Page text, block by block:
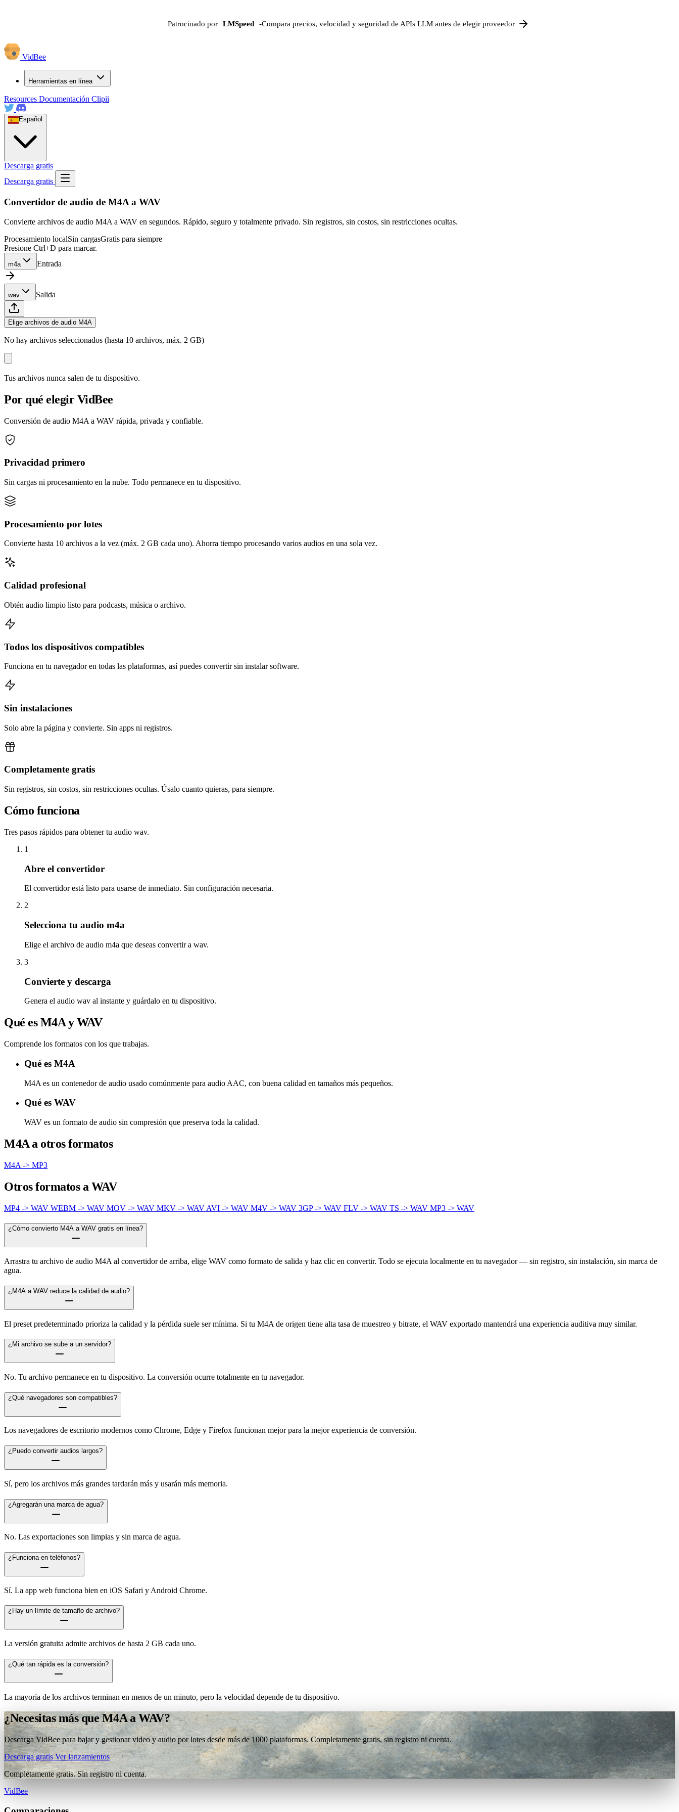
Patrocinado por LMSpeed -Compara precios, velocidad y seguridad de APIs LLM antes de elegir proveedor
VidBee
Herramientas en línea
Resources Documentación Clipii
Español
Descarga gratis
Descarga gratis
Convertidor de audio de M4A a WAV
Convierte archivos de audio M4A a WAV en segundos. Rápido, seguro y totalmente privado. Sin registros, sin costos, sin restricciones ocultas.
Procesamiento localSin cargasGratis para siempre
Presione Ctrl+D para marcar.
m4a Entrada
wav Salida
Elige archivos de audio M4A
No hay archivos seleccionados (hasta 10 archivos, máx. 2 GB)
Tus archivos nunca salen de tu dispositivo.
Por qué elegir VidBee
Conversión de audio M4A a WAV rápida, privada y confiable.
Privacidad primero
Sin cargas ni procesamiento en la nube. Todo permanece en tu dispositivo.
Procesamiento por lotes
Convierte hasta 10 archivos a la vez (máx. 2 GB cada uno). Ahorra tiempo procesando varios audios en una sola vez.
Calidad profesional
Obtén audio limpio listo para podcasts, música o archivo.
Todos los dispositivos compatibles
Funciona en tu navegador en todas las plataformas, así puedes convertir sin instalar software.
Sin instalaciones
Solo abre la página y convierte. Sin apps ni registros.
Completamente gratis
Sin registros, sin costos, sin restricciones ocultas. Úsalo cuanto quieras, para siempre.
Cómo funciona
Tres pasos rápidos para obtener tu audio wav.
1
Abre el convertidor
El convertidor está listo para usarse de inmediato. Sin configuración necesaria.
2
Selecciona tu audio m4a
Elige el archivo de audio m4a que deseas convertir a wav.
3
Convierte y descarga
Genera el audio wav al instante y guárdalo en tu dispositivo.
Qué es M4A y WAV
Comprende los formatos con los que trabajas.
Qué es M4A
M4A es un contenedor de audio usado comúnmente para audio AAC, con buena calidad en tamaños más pequeños.
Qué es WAV
WAV es un formato de audio sin compresión que preserva toda la calidad.
M4A a otros formatos
M4A -> MP3
Otros formatos a WAV
MP4 -> WAV WEBM -> WAV MOV -> WAV MKV -> WAV AVI -> WAV M4V -> WAV 3GP -> WAV FLV -> WAV TS -> WAV MP3 -> WAV
¿Cómo convierto M4A a WAV gratis en línea?
Arrastra tu archivo de audio M4A al convertidor de arriba, elige WAV como formato de salida y haz clic en convertir. Todo se ejecuta localmente en tu navegador — sin registro, sin instalación, sin marca de
agua.
¿M4A a WAV reduce la calidad de audio?
El preset predeterminado prioriza la calidad y la pérdida suele ser mínima. Si tu M4A de origen tiene alta tasa de muestreo y bitrate, el WAV exportado mantendrá una experiencia auditiva muy similar.
¿Mi archivo se sube a un servidor?
No. Tu archivo permanece en tu dispositivo. La conversión ocurre totalmente en tu navegador.
¿Qué navegadores son compatibles?
Los navegadores de escritorio modernos como Chrome, Edge y Firefox funcionan mejor para la mejor experiencia de conversión.
¿Puedo convertir audios largos?
Sí, pero los archivos más grandes tardarán más y usarán más memoria.
¿Agregarán una marca de agua?
No. Las exportaciones son limpias y sin marca de agua.
¿Funciona en teléfonos?
Sí. La app web funciona bien en iOS Safari y Android Chrome.
¿Hay un límite de tamaño de archivo?
La versión gratuita admite archivos de hasta 2 GB cada uno.
¿Qué tan rápida es la conversión?
La mayoría de los archivos terminan en menos de un minuto, pero la velocidad depende de tu dispositivo.
¿Necesitas más que M4A a WAV?
Descarga VidBee para bajar y gestionar video y audio por lotes desde más de 1000 plataformas. Completamente gratis, sin registro ni cuenta.
Descarga gratis Ver lanzamientos
Completamente gratis. Sin registro ni cuenta.
VidBee